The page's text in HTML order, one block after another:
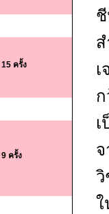
15 ครั้ง
9 ครั้ง
วิ